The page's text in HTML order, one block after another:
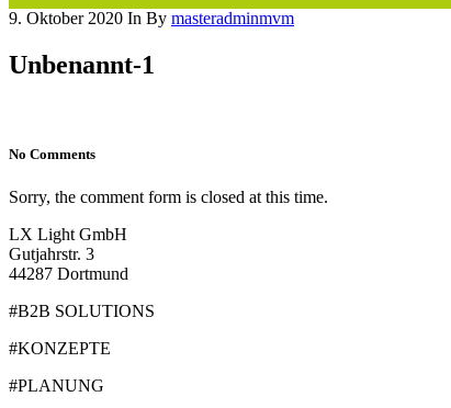
9. Oktober 2020 In By masteradminmvm
Unbenannt-1
No Comments
Sorry, the comment form is closed at this time.
LX Light GmbH
Gutjahrstr. 3
44287 Dortmund
#B2B SOLUTIONS
#KONZEPTE
#PLANUNG